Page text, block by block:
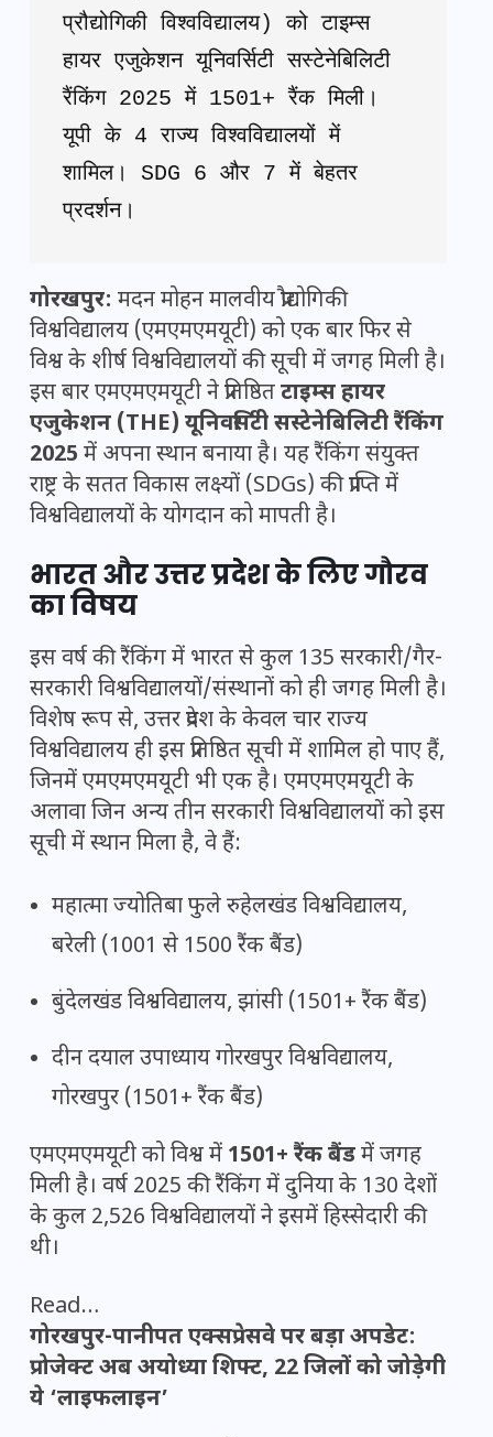
प्रौद्योगिकी विश्वविद्यालय) को टाइम्स
हायर एजुकेशन यूनिवर्सिटी सस्टेनेबिलिटी
रैंकिंग 2025 में 1501+ रैंक मिली।
यूपी के 4 राज्य विश्वविद्यालयों में
शामिल। SDG 6 और 7 में बेहतर
प्रदर्शन।
गोरखपुर: मदन मोहन मालवीय प्रौद्योगिकी
विश्वविद्यालय (एमएमएमयूटी) को एक बार फिर से
विश्व के शीर्ष विश्वविद्यालयों की सूची में जगह मिली है।
इस बार एमएमएमयूटी ने प्रतिष्ठितटाइम्स हायर
एजुकेशन (THE) यूनिवर्सिटी सस्टेनेबिलिटी रैंकिंग
2025 में अपना स्थान बनाया है। यह रैंकिंग संयुक्त
राष्ट्र के सतत विकास लक्ष्यों (SDGs) की प्राप्ति में
विश्वविद्यालयों के योगदान को मापती है।
भारत और उत्तर प्रदेश के लिए गौरव
का विषय
इस वर्ष की रैंकिंग में भारत से कुल 135 सरकारी/गैर-
सरकारी विश्वविद्यालयों/संस्थानों को ही जगह मिली है।
विशेष रूप से, उत्तर प्रदेश के केवल चार राज्य
विश्वविद्यालय ही इस प्रतिष्ठित सूची में शामिल हो पाए हैं,
जिनमें एमएमएमयूटी भी एक है। एमएमएमयूटी के
अलावा जिन अन्य तीन सरकारी विश्वविद्यालयों को इस
सूची में स्थान मिला है, वे हैं:
महात्मा ज्योतिबा फुले रुहेलखंड विश्वविद्यालय,
बरेली (1001 से 1500 रैंक बैंड)
बुंदेलखंड विश्वविद्यालय, झांसी (1501+ रैंक बैंड)
दीन दयाल उपाध्याय गोरखपुर विश्वविद्यालय,
गोरखपुर (1501+ रैंक बैंड)
एमएमएमयूटी को विश्व में 1501+ रैंक बैंडमें जगह
मिली है। वर्ष 2025 की रैंकिंग में दुनिया के 130 देशों
के कुल 2,526 विश्वविद्यालयों ने इसमें हिस्सेदारी की
थी।
Read…
गोरखपुर-पानीपत एक्सप्रेसवे पर बड़ा अपडेट:
प्रोजेक्ट अब अयोध्या शिफ्ट, 22 जिलों को जोड़ेगी
ये ‘लाइफलाइन’